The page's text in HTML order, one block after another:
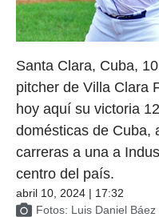
Santa Clara, Cuba,
pitcher de Villa Clara
hoy aquí su victoria
domésticas de Cuba,
carreras a una a
centro del país.
abril 10, 2024 | 17:32
Fotos: Luis Daniel Báez